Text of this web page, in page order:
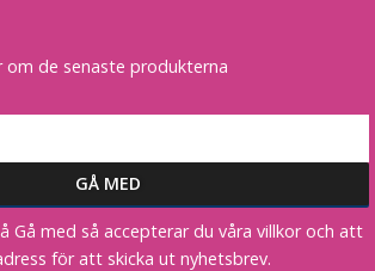
om de senaste produkterna
Gå med så accepterar du våra villkor och att
för att skicka ut nyhetsbrev.